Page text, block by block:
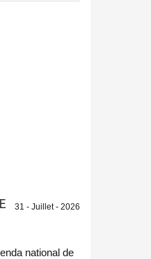
31 - Juillet - 2026
national de